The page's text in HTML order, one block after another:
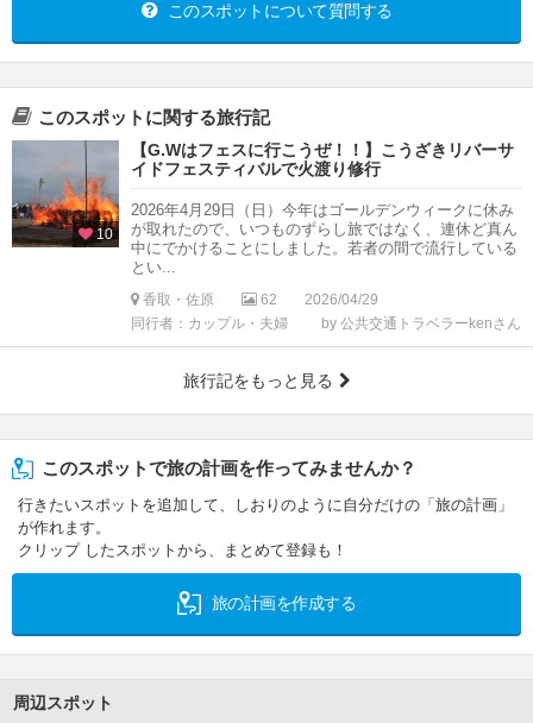
このスポットについて質問する
このスポットに関する旅行記
10
【G.Wはフェスに行こうぜ！！】こうざきリバーサ
イドフェスティバルで火渡り修行
2026年4月29日（日）今年はゴールデンウィークに休み
が取れたので、いつものずらし旅ではなく、連休ど真ん
中にでかけることにしました。若者の間で流行している
とい...
香取・佐原 62
2026/04/29
同行者：カップル・夫婦
by 公共交通トラベラーkenさん
旅行記をもっと見る
このスポットで旅の計画を作ってみませんか？
行きたいスポットを追加して、しおりのように自分だけの「旅の計画」
が作れます。
クリップ したスポットから、まとめて登録も！
旅の計画を作成する
周辺スポット